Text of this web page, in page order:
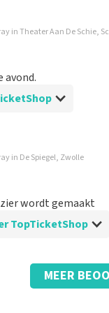
in Theater Aan De Schie,
avond.
in De Spiegel, Zwolle
wordt gemaakt
TopTicketShop
MEER